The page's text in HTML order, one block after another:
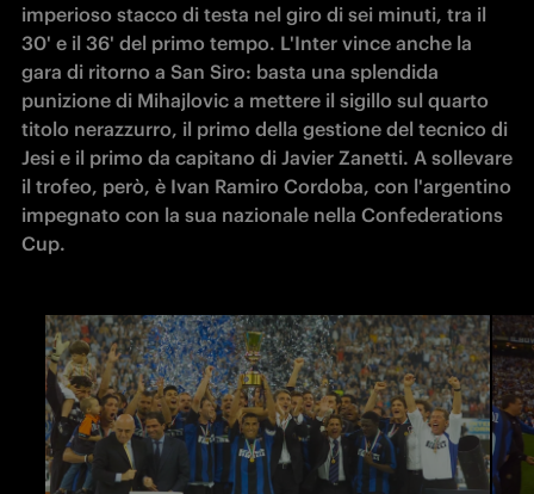
imperioso stacco di testa nel giro di sei minuti, tra il
30' e il 36' del primo tempo. L'Inter vince anche la
gara di ritorno a San Siro: basta una splendida
punizione di Mihajlovic a mettere il sigillo sul quarto
titolo nerazzurro, il primo della gestione del tecnico di
Jesi e il primo da capitano di Javier Zanetti. A sollevare
il trofeo, però, è Ivan Ramiro Cordoba, con l'argentino
impegnato con la sua nazionale nella Confederations
Cup.